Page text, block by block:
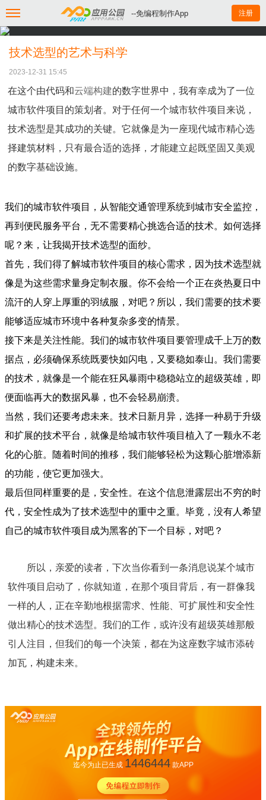
--免编程制作App 注册
技术选型的艺术与科学
2023-12-31 15:45
在这个由代码和云端构建的数字世界中，我有幸成为了一位
城市软件项目的策划者。对于任何一个城市软件项目来说，
技术选型是其成功的关键。它就像是为一座现代城市精心选
择建筑材料，只有最合适的选择，才能建立起既坚固又美观
的数字基础设施。
我们的城市软件项目，从智能交通管理系统到城市安全监控，
再到便民服务平台，无不需要精心挑选合适的技术。如何选择
呢？来，让我揭开技术选型的面纱。
首先，我们得了解城市软件项目的核心需求，因为技术选型就
像是为这些需求量身定制衣服。你不会给一个正在炎热夏日中
流汗的人穿上厚重的羽绒服，对吧？所以，我们需要的技术要
能够适应城市环境中各种复杂多变的情景。
接下来是关注性能。我们的城市软件项目要管理成千上万的数
据点，必须确保系统既要快如闪电，又要稳如泰山。我们需要
的技术，就像是一个能在狂风暴雨中稳稳站立的超级英雄，即
便面临再大的数据风暴，也不会轻易崩溃。
当然，我们还要考虑未来。技术日新月异，选择一种易于升级
和扩展的技术平台，就像是给城市软件项目植入了一颗永不老
化的心脏。随着时间的推移，我们能够轻松为这颗心脏增添新
的功能，使它更加强大。
最后但同样重要的是，安全性。在这个信息泄露层出不穷的时
代，安全性成为了技术选型中的重中之重。毕竟，没有人希望
自己的城市软件项目成为黑客的下一个目标，对吧？
所以，亲爱的读者，下次当你看到一条消息说某个城市
软件项目启动了，你就知道，在那个项目背后，有一群像我
一样的人，正在辛勤地根据需求、性能、可扩展性和安全性
做出精心的技术选型。我们的工作，或许没有超级英雄那般
引人注目，但我们的每一个决策，都在为这座数字城市添砖
加瓦，构建未来。
迄今为止已生成 1446444款APP